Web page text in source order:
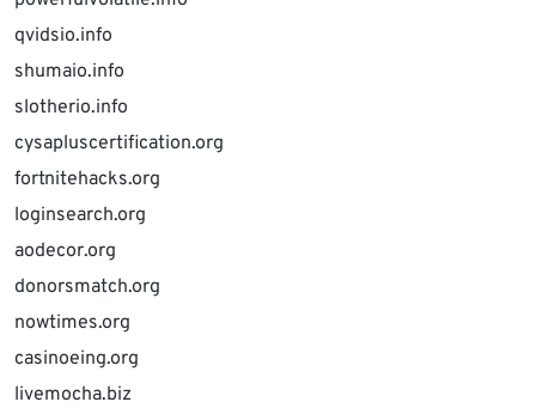
qvidsio.info
shumaio.info
slotherio.info
cysapluscertification.org
fortnitehacks.org
loginsearch.org
aodecor.org
donorsmatch.org
nowtimes.org
casinoeing.org
livemocha.biz